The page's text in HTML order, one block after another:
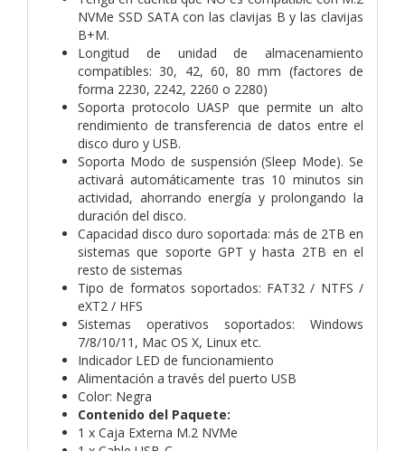
NVMe SSD SATA con las clavijas B y las clavijas
B+M.
Longitud de unidad de almacenamiento
compatibles: 30, 42, 60, 80 mm (factores de
forma 2230, 2242, 2260 o 2280)
Soporta protocolo UASP que permite un alto
rendimiento de transferencia de datos entre el
disco duro y USB.
Soporta Modo de suspensión (Sleep Mode). Se
activará automáticamente tras 10 minutos sin
actividad, ahorrando energía y prolongando la
duración del disco.
Capacidad disco duro soportada: más de 2TB en
sistemas que soporte GPT y hasta 2TB en el
resto de sistemas
Tipo de formatos soportados: FAT32 / NTFS /
eXT2 / HFS
Sistemas operativos soportados: Windows
7/8/10/11, Mac OS X, Linux etc.
Indicador LED de funcionamiento
Alimentación a través del puerto USB
Color: Negra
Contenido del Paquete:
1 x Caja Externa M.2 NVMe